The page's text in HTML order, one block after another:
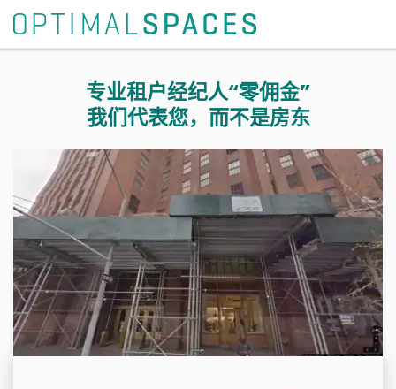
专业租户经纪人“零佣金”
我们代表您，而不是房东